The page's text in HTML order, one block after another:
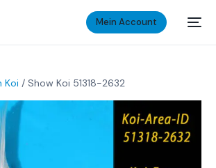
Mein Account
Koi / Show Koi 51318-2632